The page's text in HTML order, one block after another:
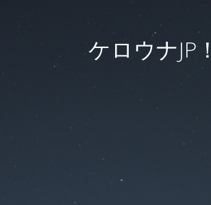
ケロウナJP